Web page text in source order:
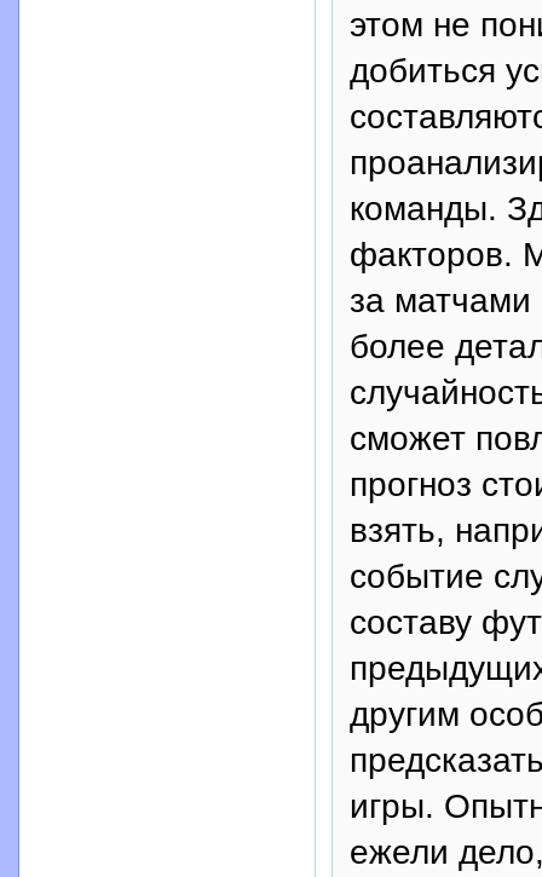
этом не
добиться
команды.
факторов.
за матчами
более
сможет
прогноз
взять,
событие
составу
другим
игры.
ежели